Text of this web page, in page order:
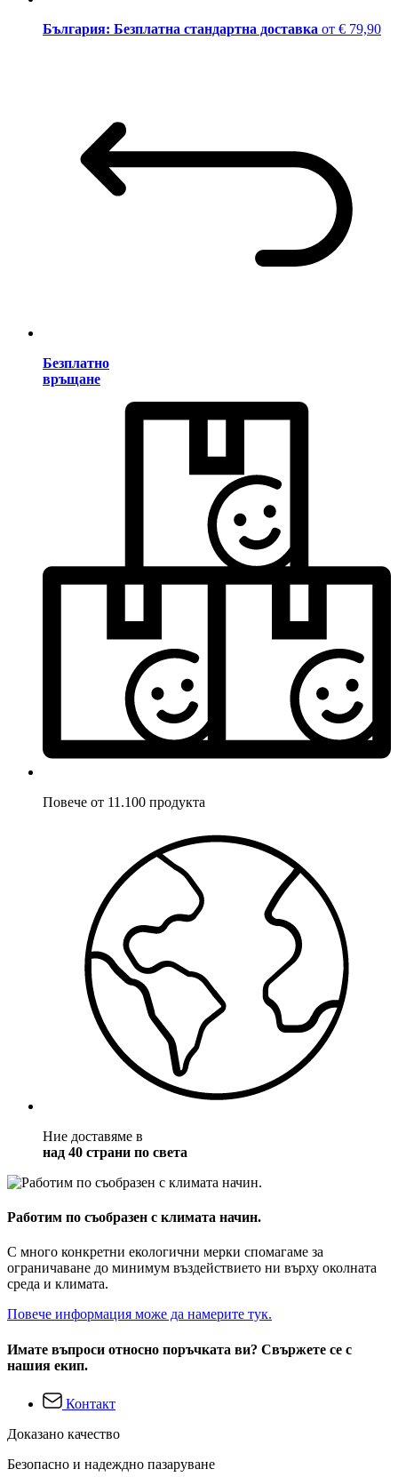
България: Безплатна стандартна доставка от € 79,90
Безплатно
връщане
Повече от 11.100 продукта
Ние доставяме в
над 40 страни по света
Работим по съобразен с климата начин.
С много конкретни екологични мерки спомагаме за
ограничаване до минимум въздействието ни върху околната
среда и климата.
Повече информация може да намерите тук.
Имате въпроси относно поръчката ви? Свържете се с
нашия екип.
Контакт
Доказано качество
Безопасно и надеждно пазаруване